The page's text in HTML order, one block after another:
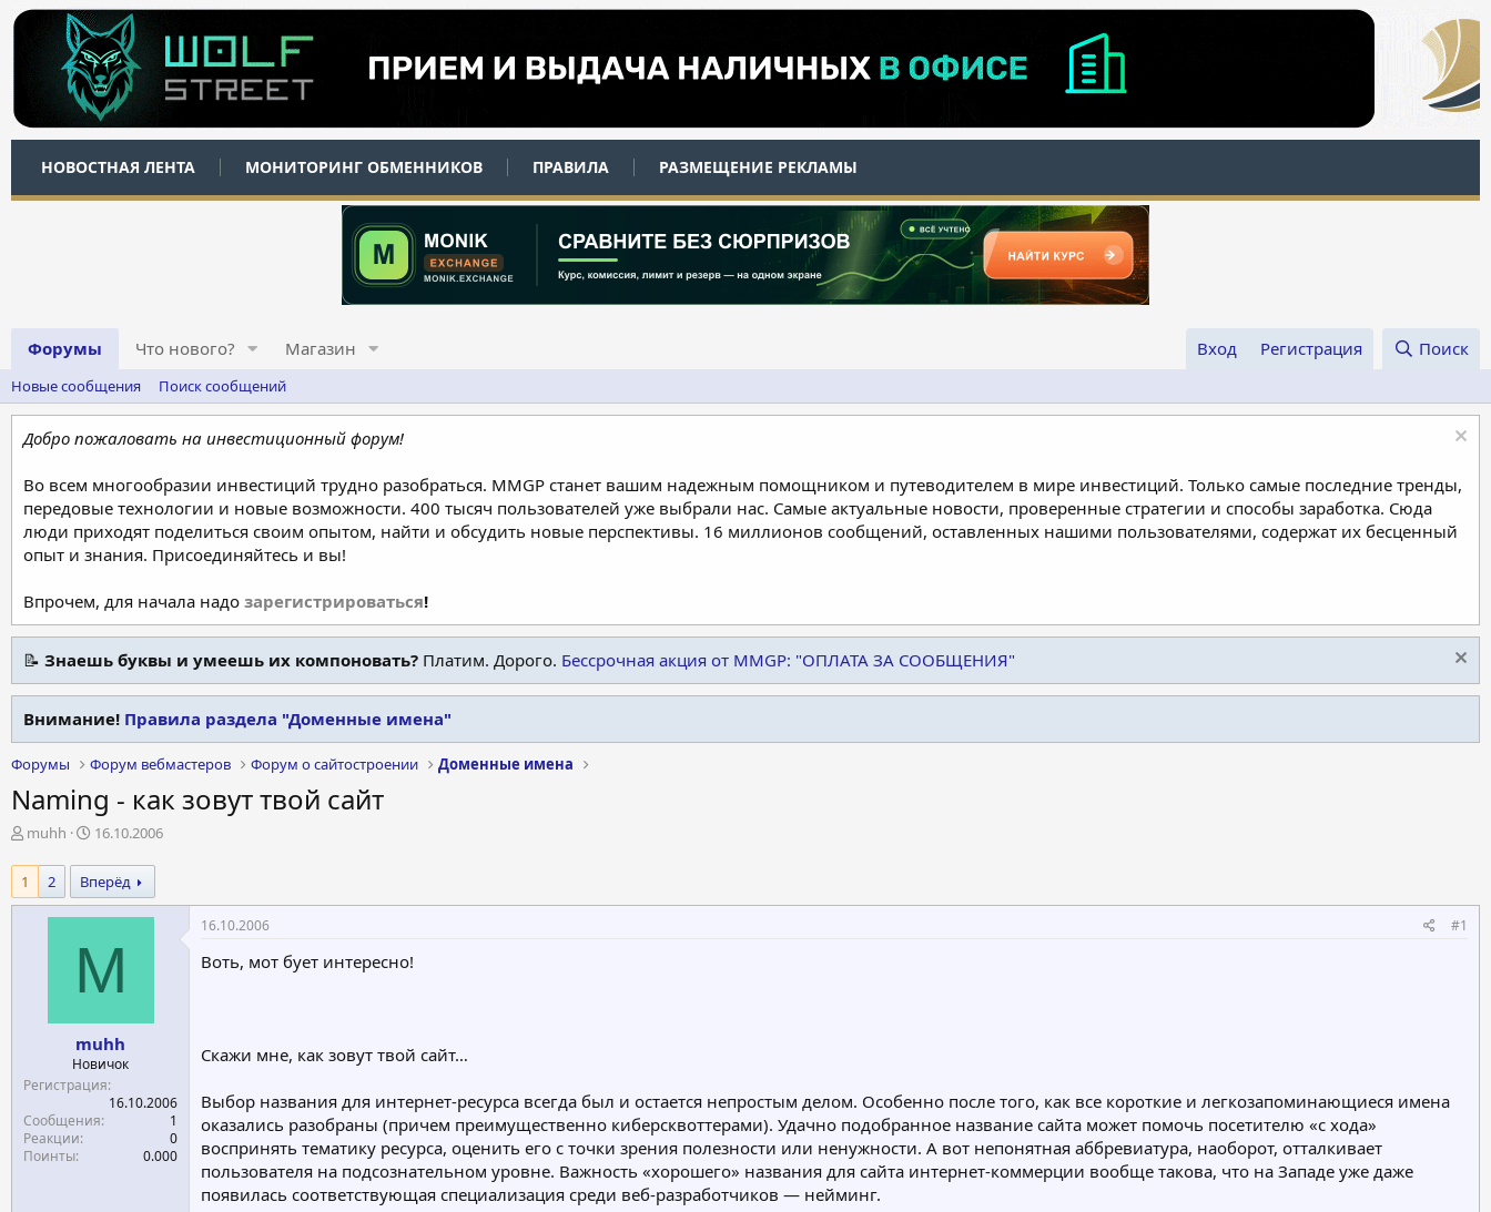
НОВОСТНАЯ ЛЕНТА МОНИТОРИНГ ОБМЕННИКОВ ПРАВИЛА РАЗМЕЩЕНИЕ РЕКЛАМЫ
Форумы Что нового? Магазин Вход Регистрация Поиск
Новые сообщения Поиск сообщений
Добро пожаловать на инвестиционный форум!
Во всем многообразии инвестиций трудно разобраться. MMGP станет вашим надежным помощником и путеводителем в мире инвестиций. Только самые последние тренды,
передовые технологии и новые возможности. 400 тысяч пользователей уже выбрали нас. Самые актуальные новости, проверенные стратегии и способы заработка. Сюда
люди приходят поделиться своим опытом, найти и обсудить новые перспективы. 16 миллионов сообщений, оставленных нашими пользователями, содержат их бесценный
опыт и знания. Присоединяйтесь и вы!
Впрочем, для начала надо зарегистрироваться!
📝 Знаешь буквы и умеешь их компоновать? Платим. Дорого. Бессрочная акция от MMGP: "ОПЛАТА ЗА СООБЩЕНИЯ"
Внимание! Правила раздела "Доменные имена"
Форумы Форум вебмастеров Форум о сайтостроении Доменные имена
Naming - как зовут твой сайт
А
т
о
р
muhh
Д
т
а
н
а
л
16.10.2006
1 2 Вперёд
M
muhh
Новичок
Регистрация
16.10.2006
Сообщения
1
Реакции
0
Поинты
0.000
16.10.2006 #1
Воть, мот бует интересно!
Скажи мне, как зовут твой сайт…
Выбор названия для интернет-ресурса всегда был и остается непростым делом. Особенно после того, как все короткие и легкозапоминающиеся имена
оказались разобраны (причем преимущественно киберсквоттерами). Удачно подобранное название сайта может помочь посетителю «с хода»
воспринять тематику ресурса, оценить его с точки зрения полезности или ненужности. А вот непонятная аббревиатура, наоборот, отталкивает
пользователя на подсознательном уровне. Важность «хорошего» названия для сайта интернет-коммерции вообще такова, что на Западе уже даже
появилась соответствующая специализация среди веб-разработчиков — нейминг.